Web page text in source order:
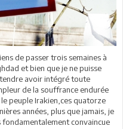
de passer trois semaines à
et bien que je ne puisse
avoir intégré toute
de la souffrance endurée
peuple Irakien,ces quatorze
années, plus que jamais, je
fondamentalement convaincue